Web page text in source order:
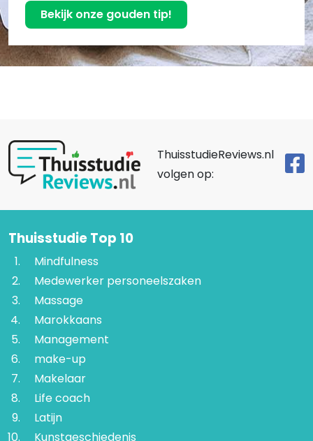
Bekijk onze gouden tip!
ThuisstudieReviews.nl
volgen op:
Thuisstudie Top 10
Mindfulness
Medewerker personeelszaken
Massage
Marokkaans
Management
make-up
Makelaar
Life coach
Latijn
Kunstgeschiedenis